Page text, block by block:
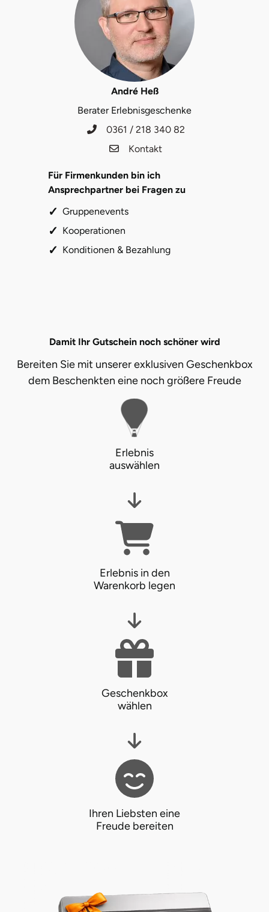
André Heß
Berater Erlebnisgeschenke
0361 / 218 340 82
Kontakt
Für Firmenkunden bin ich
Ansprechpartner bei Fragen zu
Gruppenevents
Kooperationen
Konditionen & Bezahlung
Damit Ihr Gutschein noch schöner wird
Bereiten Sie mit unserer exklusiven Geschenkbox
dem Beschenkten eine noch größere Freude
Erlebnis
auswählen
Erlebnis in den
Warenkorb legen
Geschenkbox
wählen
Ihren Liebsten eine
Freude bereiten